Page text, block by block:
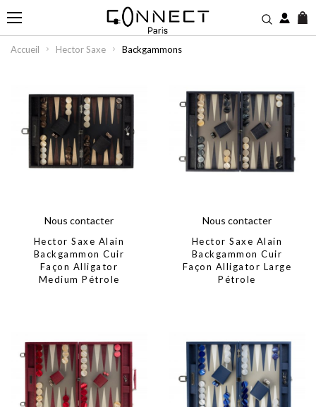
Accueil Hector Saxe Backgammons
Nous contacter
Hector Saxe Alain
Backgammon Cuir
Façon Alligator
Medium Pétrole
Nous contacter
Hector Saxe Alain
Backgammon Cuir
Façon Alligator Large
Pétrole